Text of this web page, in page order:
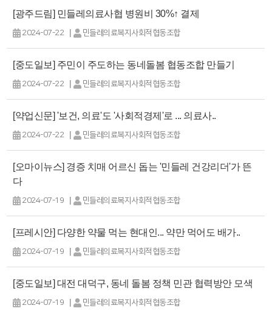
[광주드림] 민들레의료사협 병원비 30%↑ 결제
2024-07-22 | 민들레의료복지사회적협동조합
[중도일보] 주민이 주도하는 동네돌봄 협동조합 만들기
2024-07-22 | 민들레의료복지사회적협동조합
[약업신문] '보건, 의료'도 '사회적경제'로 ... 의료사..
2024-07-22 | 민들레의료복지사회적협동조합
[오마이뉴스] 경증 치매 어르신 돕는 '민들레 건강리더'가 뜬
다
2024-07-19 | 민들레의료복지사회적협동조합
[프레시안] 다양한 약물 먹는 현대인... 약만 먹어도 배가..
2024-07-19 | 민들레의료복지사회적협동조합
[중도일보] 대전 대덕구, 동네 돌봄 정책 민관 협력방안 모색
2024-07-19 | 민들레의료복지사회적협동조합